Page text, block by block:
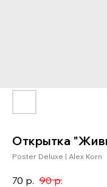
Открытка
Poster Deluxe | Alex Korn
70 р. 90 р.